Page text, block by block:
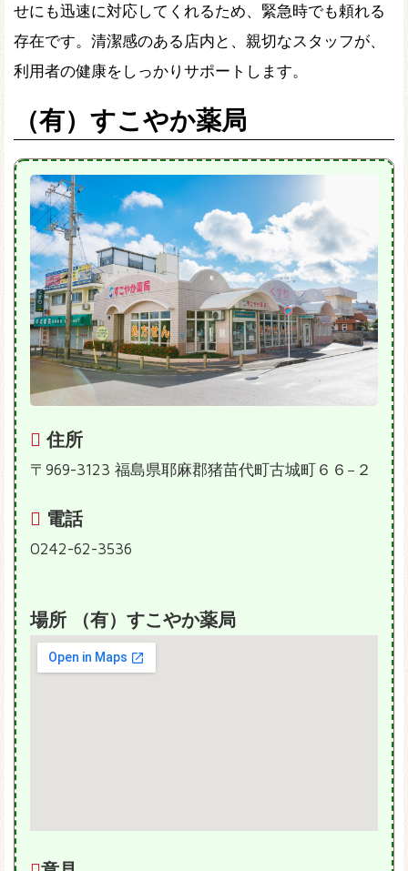
せにも迅速に対応してくれるため、緊急時でも頼れる
存在です。清潔感のある店内と、親切なスタッフが、
利用者の健康をしっかりサポートします。
（有）すこやか薬局
住所
〒969-3123 福島県耶麻郡猪苗代町古城町６６−２
電話
0242-62-3536
場所 （有）すこやか薬局